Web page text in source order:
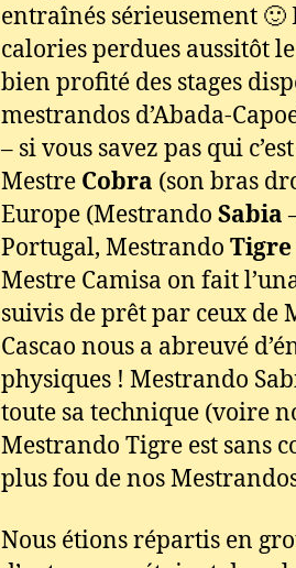
entraînés sérieusement
calories perdues aussitôt
bien profité des stages
mestrandos d’Abada-
– si vous savez pas qui
Mestre Cobra (son bras
Europe (Mestrando Sabia
Portugal, Mestrando Tigre
Mestre Camisa on fait
suivis de prêt par ceux de
Cascao nous a abreuvé
physiques ! Mestrando
toute sa technique (voire
Mestrando Tigre est sans
plus fou de nos
Nous étions répartis en